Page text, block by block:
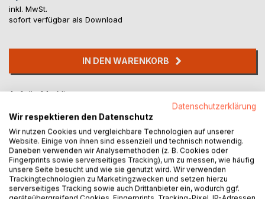
inkl. MwSt.
sofort verfügbar als Download
IN DEN WARENKORB
Auf die Merkliste
Datenschutzerklärung
Wir respektieren den Datenschutz
Wir nutzen Cookies und vergleichbare Technologien auf unserer
Website. Einige von ihnen sind essenziell und technisch notwendig.
Daneben verwenden wir Analysemethoden (z. B. Cookies oder
Fingerprints sowie serverseitiges Tracking), um zu messen, wie häufig
unsere Seite besucht und wie sie genutzt wird. Wir verwenden
Trackingtechnologien zu Marketingzwecken und setzen hierzu
serverseitiges Tracking sowie auch Drittanbieter ein, wodurch ggf.